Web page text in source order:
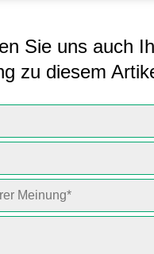
Sie uns auch
zu diesem